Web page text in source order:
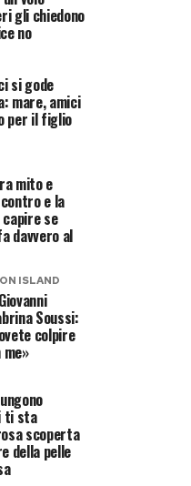
gli chiedono
no
si gode
mare, amici
per il figlio
mito e
e la
se
davvero al
ISLAND
Soussi:
colpire
ti sta
scoperta
della pelle